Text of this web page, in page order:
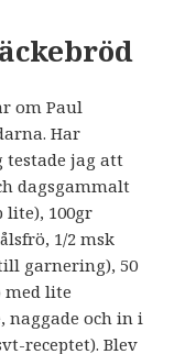
om Paul
Har
testade jag att
dagsgammalt
lite), 100gr
1/2 msk
garnering), 50
med lite
naggade och in i
receptet). Blev